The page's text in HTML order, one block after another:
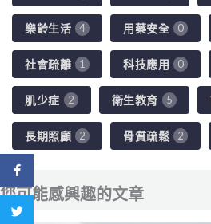
樂齡生活 4 用藥安全 0
社會疏離 1 科技應用 0
肌少症 2 衛生教育 5
長期照顧 2 骨質疏鬆 2
您可能感興趣的文章